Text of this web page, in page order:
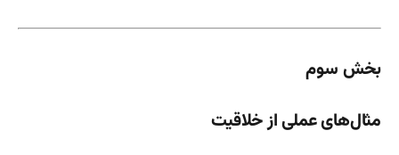
بخش سوم
مثال‌های عملی از خلاقیت